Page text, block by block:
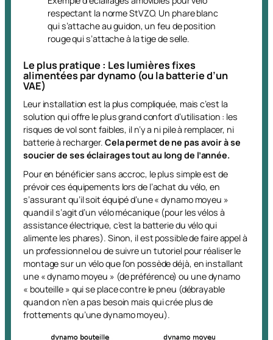
respectant la norme StVZO. Un phare blanc
qui s’attache au guidon, un feu de position
rouge qui s’attache à la tige de selle.
Le plus pratique : Les lumières fixes
alimentées par dynamo (ou la batterie d’un
VAE)
Leur installation est la plus compliquée, mais c’est la
solution qui offre le plus grand confort d’utilisation : les
risques de vol sont faibles, il n’y a ni pile à remplacer, ni
batterie à recharger. Cela permet de ne pas avoir à se
soucier de ses éclairages tout au long de l’année.
Pour en bénéficier sans accroc, le plus simple est de
prévoir ces équipements lors de l’achat du vélo, en
s’assurant qu’il soit équipé d’une « dynamo moyeu »
quand il s’agit d’un vélo mécanique (pour les vélos à
assistance électrique, c’est la batterie du vélo qui
alimente les phares). Sinon, il est possible de faire appel à
un professionnel ou de suivre un tutoriel pour réaliser le
montage sur un vélo que l’on possède déjà, en installant
une « dynamo moyeu » (de préférence) ou une dynamo
« bouteille » qui se place contre le pneu (débrayable
quand on n’en a pas besoin mais qui crée plus de
frottements qu’une dynamo moyeu).